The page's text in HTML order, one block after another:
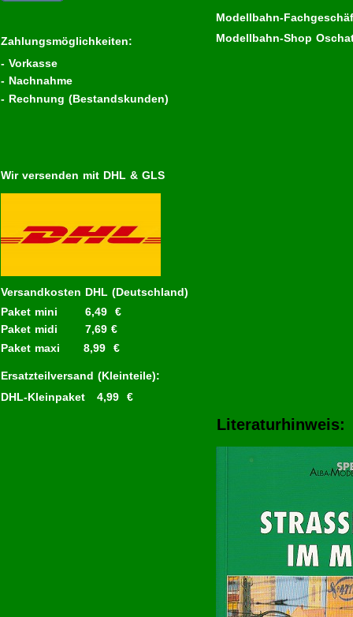
Literaturhinweis:
Modellbahn-
Modellbahn-Shop
Wir versenden mit DHL & GLS
Paket mini 6,49 €
Paket midi 7,69 €
Paket maxi 8,99 €
Zahlungsmöglichkeiten:
- Vorkasse
- Nachnahme
- Rechnung (Bestandskunden)
Ersatzteilversand (Kleinteile):
DHL-Kleinpaket 4,99 €
Versandkosten DHL (Deutschland)